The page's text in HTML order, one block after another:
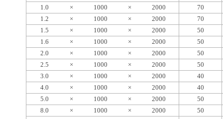
1.0
× 1000 × 2000
70
1.2
× 1000 × 2000
70
1.5
× 1000 × 2000
50
1.6
× 1000 × 2000
50
2.0
× 1000 × 2000
50
2.5
× 1000 × 2000
50
3.0
× 1000 × 2000
40
4.0
× 1000 × 2000
40
5.0
× 1000 × 2000
50
8.0
× 1000 × 2000
50